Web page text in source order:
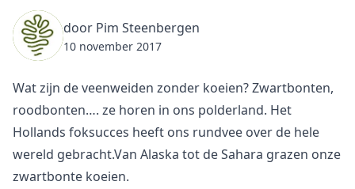
door Pim Steenbergen
10 november 2017
Wat zijn de veenweiden zonder koeien? Zwartbonten,
roodbonten…. ze horen in ons polderland. Het
Hollands foksucces heeft ons rundvee over de hele
wereld gebracht.Van Alaska tot de Sahara grazen onze
zwartbonte koeien.